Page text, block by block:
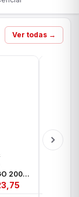
Ver todas →
2003